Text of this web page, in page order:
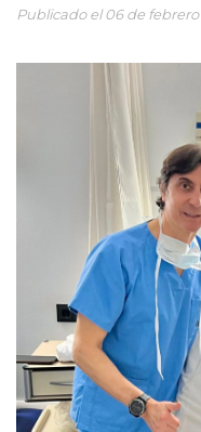
Publicado el 06 de